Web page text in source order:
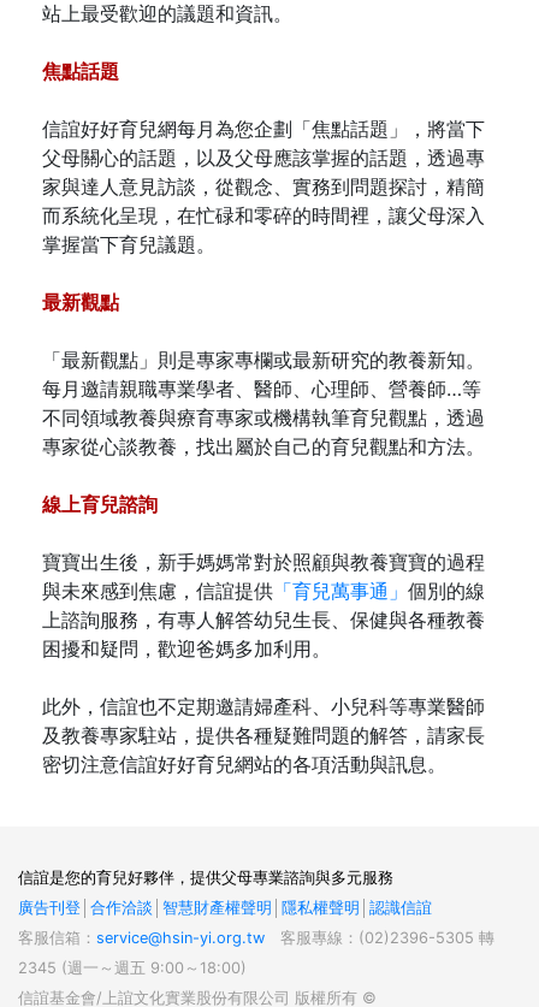
站上最受歡迎的議題和資訊。
焦點話題
信誼好好育兒網每月為您企劃「焦點話題」，將當下
父母關心的話題，以及父母應該掌握的話題，透過專
家與達人意見訪談，從觀念、實務到問題探討，精簡
而系統化呈現，在忙碌和零碎的時間裡，讓父母深入
掌握當下育兒議題。
最新觀點
「最新觀點」則是專家專欄或最新研究的教養新知。
每月邀請親職專業學者、醫師、心理師、營養師…等
不同領域教養與療育專家或機構執筆育兒觀點，透過
專家從心談教養，找出屬於自己的育兒觀點和方法。
線上育兒諮詢
寶寶出生後，新手媽媽常對於照顧與教養寶寶的過程
與未來感到焦慮，信誼提供 「育兒萬事通」 個別的線
上諮詢服務，有專人解答幼兒生長、保健與各種教養
困擾和疑問，歡迎爸媽多加利用。
此外，信誼也不定期邀請婦產科、小兒科等專業醫師
及教養專家駐站，提供各種疑難問題的解答，請家長
密切注意信誼好好育兒網站的各項活動與訊息。
信誼是您的育兒好夥伴，提供父母專業諮詢與多元服務
廣告刊登 合作洽談 智慧財產權聲明 隱私權聲明
認識信誼
客服信箱： service@hsin-yi.org.tw 客服專線：(02)2396-5305 轉
2345 (週一～週五 9:00～18:00)
信誼基金會/上誼文化實業股份有限公司 版權所有 ©